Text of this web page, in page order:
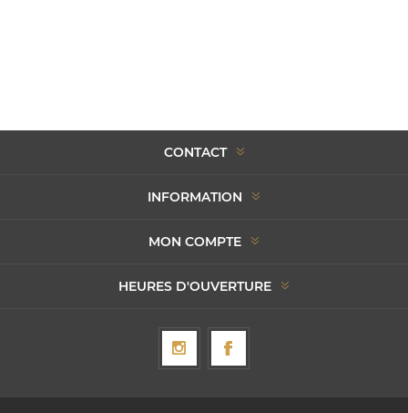
CONTACT
INFORMATION
MON COMPTE
HEURES D'OUVERTURE